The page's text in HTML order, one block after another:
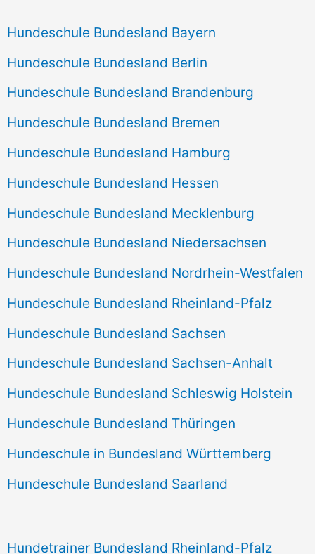
Hundeschule Bundesland Bayern
Hundeschule Bundesland Berlin
Hundeschule Bundesland Brandenburg
Hundeschule Bundesland Bremen
Hundeschule Bundesland Hamburg
Hundeschule Bundesland Hessen
Hundeschule Bundesland Mecklenburg
Hundeschule Bundesland Niedersachsen
Hundeschule Bundesland Nordrhein-Westfalen
Hundeschule Bundesland Rheinland-Pfalz
Hundeschule Bundesland Sachsen
Hundeschule Bundesland Sachsen-Anhalt
Hundeschule Bundesland Schleswig Holstein
Hundeschule Bundesland Thüringen
Hundeschule in Bundesland Württemberg
Hundeschule Bundesland Saarland
Hundetrainer Bundesland Rheinland-Pfalz